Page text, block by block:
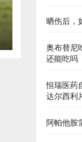
晒伤后，
奥布替尼
还能吃吗
恒瑞医药
达尔西利
阿帕他胺